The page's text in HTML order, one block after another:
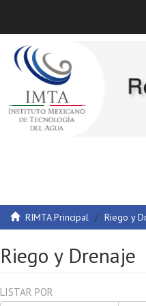
RIMTA Principal Riego y
Riego y Drenaje
LISTAR POR